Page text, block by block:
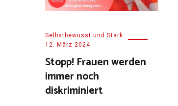
Selbstbewusst und Stark
12. März 2024
Stopp! Frauen werden
immer noch
diskriminiert